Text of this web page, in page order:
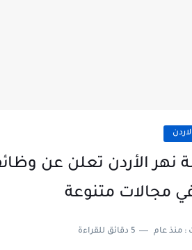
الأردن تعلن عن
مجالات متنوعة
: منذ عام 5 دقائق للقراءة